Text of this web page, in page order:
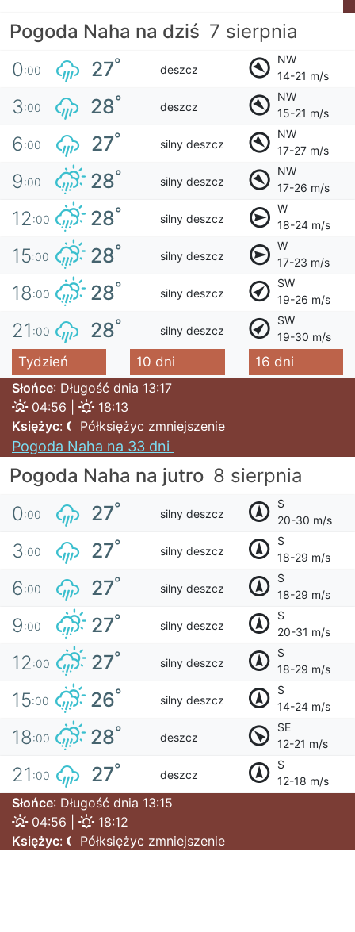
Pogoda Naha na dziś 7 sierpnia
0:00 27° deszcz
NW
14-21 m/s
3:00 28° deszcz
NW
15-21 m/s
6:00 27° silny deszcz
NW
17-27 m/s
9:00 28° silny deszcz
NW
17-26 m/s
12:00 28° silny deszcz
W
18-24 m/s
15:00 28° silny deszcz
W
17-23 m/s
18:00 28° silny deszcz
SW
19-26 m/s
21 :00 28° silny deszcz
SW
19-30 m/s
Tydzień 10 dni
16 dni
Słońce: Długość dnia 13:17
04:56 |
18:13
Księżyc: Półksiężyc zmniejszenie
Pogoda Naha na 33 dni
Pogoda Naha na jutro 8 sierpnia
0:00 27° silny deszcz
S
20-30 m/s
3:00 27° silny deszcz
S
18-29 m/s
6:00 27° silny deszcz
S
18-29 m/s
9:00 27° silny deszcz
S
20-31 m/s
12:00 27° silny deszcz
S
18-29 m/s
15:00 26° silny deszcz
S
14-24 m/s
18:00 28° deszcz
SE
12-21 m/s
21 :00 27° deszcz
S
12-18 m/s
Słońce: Długość dnia 13:15
04:56 |
18:12
Księżyc: Półksiężyc zmniejszenie